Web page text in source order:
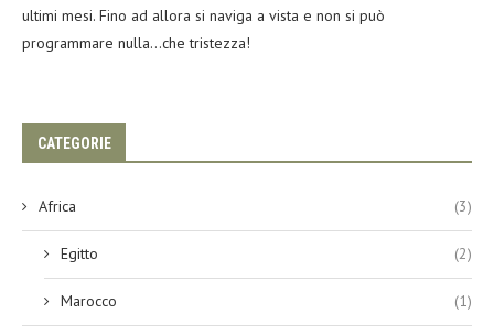
ultimi mesi. Fino ad allora si naviga a vista e non si può
programmare nulla…che tristezza!
CATEGORIE
Africa (3)
Egitto (2)
Marocco (1)